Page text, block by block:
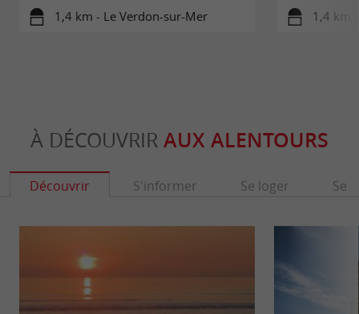
1,4 km - Le Verdon-sur-Mer 1,4 km
À DÉCOUVRIR AUX ALENTOURS
Découvrir S'informer Se loger Se